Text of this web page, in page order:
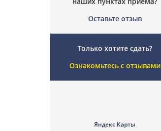
Оставьте отзыв
Только хотите сдать?
Ознакомьтесь с отзывами
Яндекс Карты